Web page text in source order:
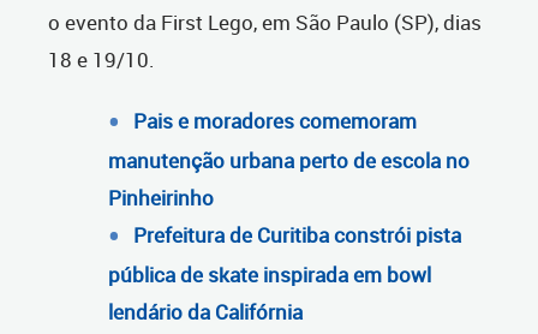
o evento da First Lego, em São Paulo (SP), dias
18 e 19/10.
Pais e moradores comemoram
manutenção urbana perto de escola no
Pinheirinho
Prefeitura de Curitiba constrói pista
pública de skate inspirada em bowl
lendário da Califórnia